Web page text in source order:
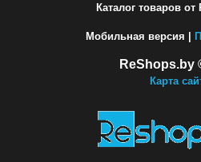
Каталог товаров от
Мобильная версия |
ReShops.by
Карта